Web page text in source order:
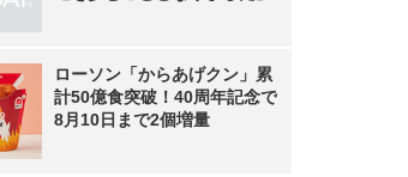
ローソン「からあげクン」累
計50億食突破！40周年記念で
8月10日まで2個増量